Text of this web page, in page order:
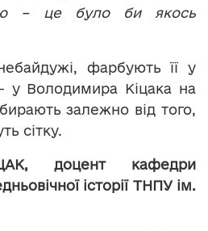
– це було би якось
фарбують її у
у Володимира Кіцака на
залежно від того,
сітку.
доцент кафедри
історії ТНПУ ім.